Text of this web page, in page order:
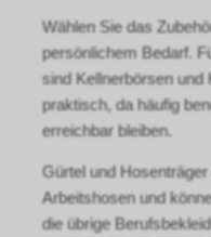
Wählen Sie das
persönlichem Bedarf.
sind Kellnerbörsen
praktisch, da häufig
erreichbar bleiben.
Gürtel und
Arbeitshosen und
die übrige